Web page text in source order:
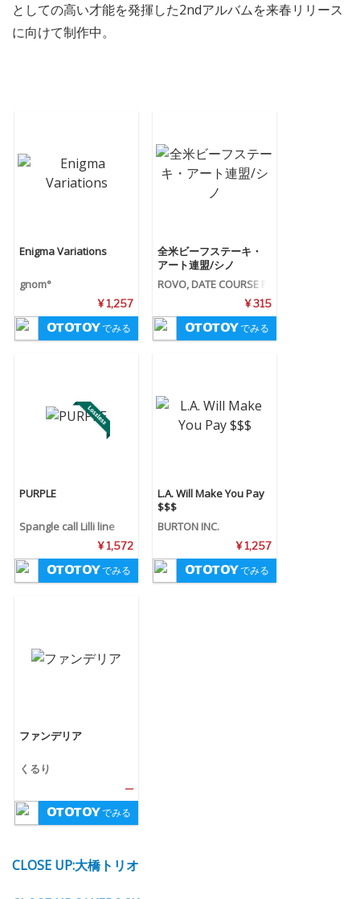
としての高い才能を発揮した2ndアルバムを来春リリース
に向けて制作中。
Enigma Variations
gnom°
¥ 1,257
でみる
全米ビーフステーキ・
アート連盟/シノ
ROVO, DATE COURSE P
ENTAGON ROYAL GARD
¥ 315
でみる
PURPLE
Spangle call Lilli line
¥ 1,572
でみる
L.A. Will Make You Pay
$$$
BURTON INC.
¥ 1,257
でみる
ファンデリア
くるり
—
でみる
CLOSE UP:大橋トリオ